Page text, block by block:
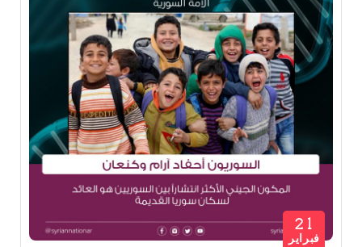
21
فبراير